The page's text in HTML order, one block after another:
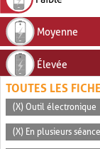
Moyenne
Élevée
TOUTES LES
(X) Outil électronique
(X) En plusieurs